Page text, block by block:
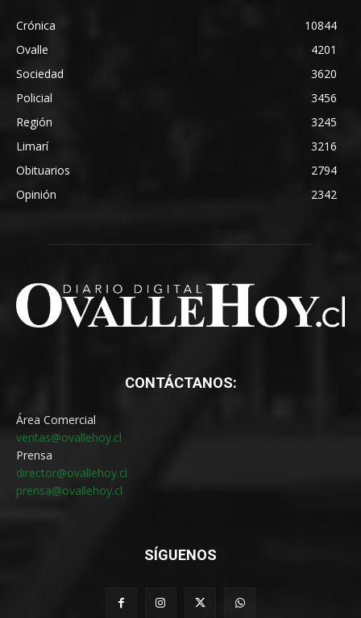
Crónica
10844
Ovalle
4201
Sociedad
3620
Policial
3456
Región
3245
Limarí
3216
Obituarios
2794
Opinión
2342
CONTÁCTANOS:
Área Comercial
ventas@ovallehoy.cl
Prensa
director@ovallehoy.cl
prensa@ovallehoy.cl
SÍGUENOS